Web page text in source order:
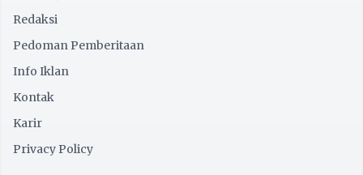
Redaksi
Pedoman Pemberitaan
Info Iklan
Kontak
Karir
Privacy Policy